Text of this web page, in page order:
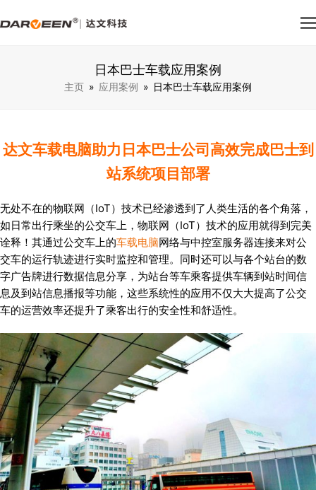
日本巴士车载应用案例
主页 » 应用案例 » 日本巴士车载应用案例
达文车载电脑助力日本巴士公司高效完成巴士到
站系统项目部署
无处不在的物联网（IoT）技术已经渗透到了人类生活的各个角落，
如日常出行乘坐的公交车上，物联网（IoT）技术的应用就得到完美
诠释！其通过公交车上的车载电脑网络与中控室服务器连接来对公
交车的运行轨迹进行实时监控和管理。同时还可以与各个站台的数
字广告牌进行数据信息分享，为站台等车乘客提供车辆到站时间信
息及到站信息播报等功能，这些系统性的应用不仅大大提高了公交
车的运营效率还提升了乘客出行的安全性和舒适性。